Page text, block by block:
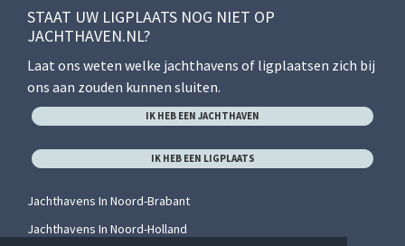
STAAT UW LIGPLAATS NOG NIET OP
JACHTHAVEN.NL?
Laat ons weten welke jachthavens of ligplaatsen zich bij
ons aan zouden kunnen sluiten.
IK HEB EEN JACHTHAVEN
IK HEB EEN LIGPLAATS
Jachthavens In Noord-Brabant
Jachthavens In Noord-Holland